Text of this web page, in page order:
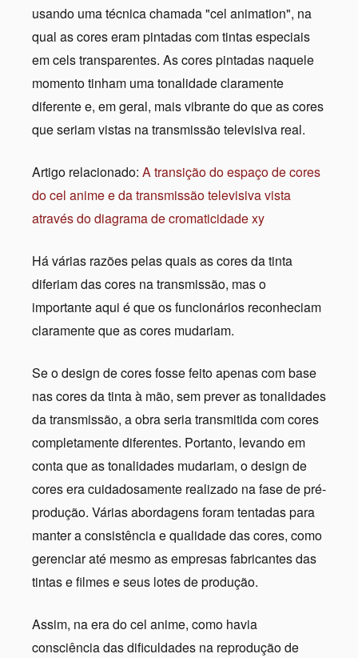
usando uma técnica chamada "cel animation", na
qual as cores eram pintadas com tintas especiais
em cels transparentes. As cores pintadas naquele
momento tinham uma tonalidade claramente
diferente e, em geral, mais vibrante do que as cores
que seriam vistas na transmissão televisiva real.
Artigo relacionado: A transição do espaço de cores
do cel anime e da transmissão televisiva vista
através do diagrama de cromaticidade xy
Há várias razões pelas quais as cores da tinta
diferiam das cores na transmissão, mas o
importante aqui é que os funcionários reconheciam
claramente que as cores mudariam.
Se o design de cores fosse feito apenas com base
nas cores da tinta à mão, sem prever as tonalidades
da transmissão, a obra seria transmitida com cores
completamente diferentes. Portanto, levando em
conta que as tonalidades mudariam, o design de
cores era cuidadosamente realizado na fase de pré-
produção. Várias abordagens foram tentadas para
manter a consistência e qualidade das cores, como
gerenciar até mesmo as empresas fabricantes das
tintas e filmes e seus lotes de produção.
Assim, na era do cel anime, como havia
consciência das dificuldades na reprodução de